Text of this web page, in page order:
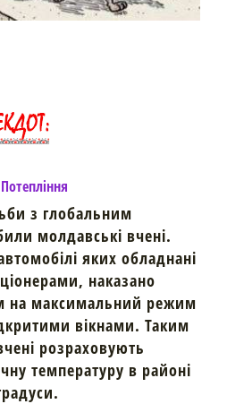
з глобальним
молдавські вчені.
яких обладнані
наказано
на максимальний режим
вікнами. Таким
розраховують
температуру в районі